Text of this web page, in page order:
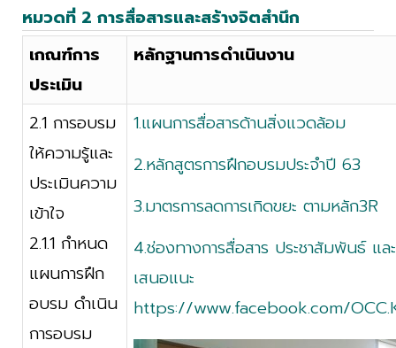
หมวดที่ 2 การสื่อสารและสร้างจิตสำนึก
เกณฑ์การ
ประเมิน
หลักฐานการดำเนินงาน
2.1 การอบรม
ให้ความรู้และ
ประเมินความ
เข้าใจ
2.1.1 กำหนด
แผนการฝึก
อบรม ดำเนิน
การอบรม
1.แผนการสื่อสารด้านสิ่งแวดล้อม
2.หลักสูตรการฝึกอบรมประจำปี 63
3.มาตรการลดการเกิดขยะ ตามหลัก3R
4.ช่องทางการสื่อสาร ประชาสัมพันธ์ แล
เสนอแนะ
https://www.facebook.com/